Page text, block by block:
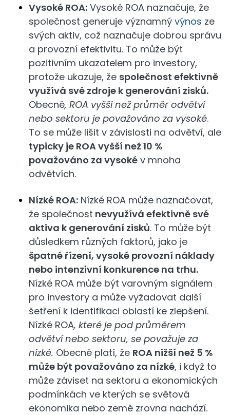
Vysoké ROA: Vysoké ROA naznačuje, že
společnost generuje významný výnos ze
svých aktiv, což naznačuje dobrou správu
a provozní efektivitu. To může být
pozitivním ukazatelem pro investory,
protože ukazuje, že společnost efektivně
využívá své zdroje k generování zisků.
Obecně, ROA vyšší než průměr odvětví
nebo sektoru je považováno za vysoké.
To se může lišit v závislosti na odvětví, ale
typicky je ROA vyšší než 10 %
považováno za vysoké v mnoha
odvětvích.
Nízké ROA: Nízké ROA může naznačovat,
že společnost nevyužívá efektivně své
aktiva k generování zisků. To může být
důsledkem různých faktorů, jako je
špatné řízení, vysoké provozní náklady
nebo intenzivní konkurence na trhu.
Nízké ROA může být varovným signálem
pro investory a může vyžadovat další
šetření k identifikaci oblastí ke zlepšení.
Nízké ROA, které je pod průměrem
odvětví nebo sektoru, se považuje za
nízké. Obecně platí, že ROA nižší než 5 %
může být považováno za nízké, i když to
může záviset na sektoru a ekonomických
podmínkách ve kterých se světová
ekonomika nebo země zrovna nachází.